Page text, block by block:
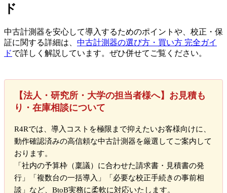
ド
中古計測器を安心して導入するためのポイントや、校正・保
証に関する詳細は、 中古計測器の選び方・買い方 完全ガイ
ドで詳しく解説しています。ぜひ併せてご覧ください。
【法人・研究所・大学の担当者様へ】お見積も
り・在庫相談について
R4Rでは、導入コストを極限まで抑えたいお客様向けに、
動作確認済みの高信頼な中古計測器を厳選してご案内して
おります。
「社内の予算枠（稟議）に合わせた請求書・見積書の発
行」「複数台の一括導入」「必要な校正手続きの事前相
談」など、BtoB実務に柔軟に対応いたします。